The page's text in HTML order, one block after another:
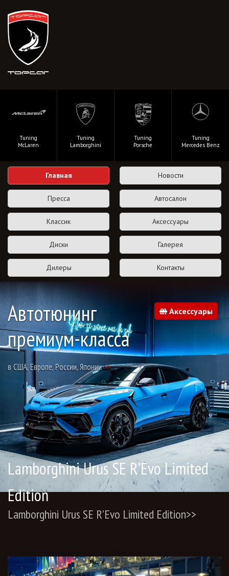
Tuning
McLaren
Tuning
Lamborghini
Tuning
Porsche
Tuning
Mercedes Benz
Главная Новости
Пресса Автосалон
Классик Аксессуары
Диски Галерея
Дилеры Контакты
Аксессуары
Автотюнинг
премиум-класса
в США, Европе, России, Японии>>
Lamborghini Urus SE R’Evo Limited
Edition
Lamborghini Urus SE R’Evo Limited Edition>>